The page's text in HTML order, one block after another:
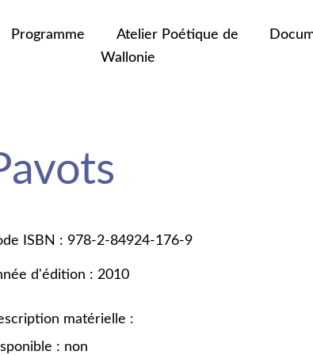
Programme
Atelier Poétique de
Wallonie
ISBN : 978-2-84924-176-9
d'édition : 2010
matérielle :
: non